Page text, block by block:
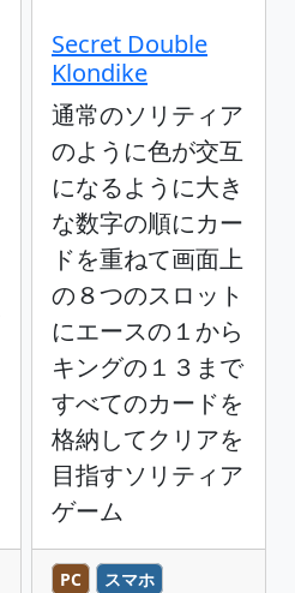
Secret Double
Klondike
通常のソリティア
のように色が交互
になるように大き
な数字の順にカー
ドを重ねて画面上
の８つのスロット
にエースの１から
キングの１３まで
すべてのカードを
格納してクリアを
目指すソリティア
ゲーム
PC スマホ